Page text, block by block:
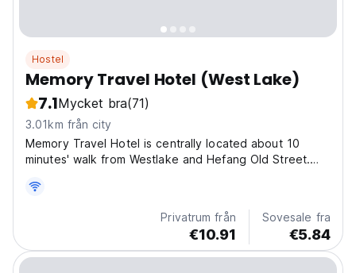
Hostel
Memory Travel Hotel (West Lake)
7.1Mycket bra(71)
3.01km från city
Memory Travel Hotel is centrally located about 10
minutes' walk from Westlake and Hefang Old Street.
you with the perfect base for sightseeing by day and
partying by night. All of Hangzhou major hot spots...
Privatrum från
€10.91
Sovesale fra
€5.84